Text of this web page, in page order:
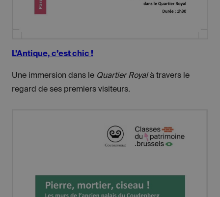
L’Antique, c’est chic !
Une immersion dans le Quartier Royalà travers le
regard de ses premiers visiteurs.